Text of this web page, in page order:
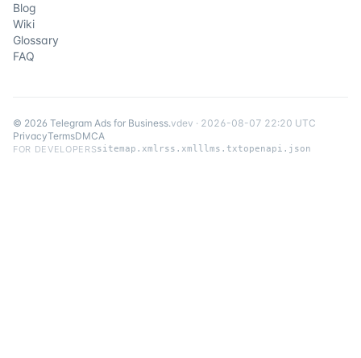
Blog
Wiki
Glossary
FAQ
© 2026 Telegram Ads for Business.vdev · 2026-08-07 22:20 UTC
PrivacyTermsDMCA
FOR DEVELOPERSsitemap.xml rss.xml llms.txtopenapi.json